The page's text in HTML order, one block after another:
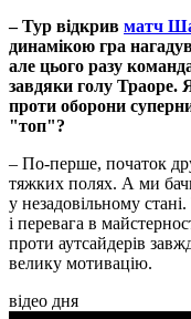
– Тур відкрив матч
динамікою гра
але цього разу
завдяки голу
проти оборони
"топ"?
– По-перше, початок
тяжких полях. А ми
у незадовільному
і перевага в
проти аутсайдерів
велику мотивацію.
відео дня